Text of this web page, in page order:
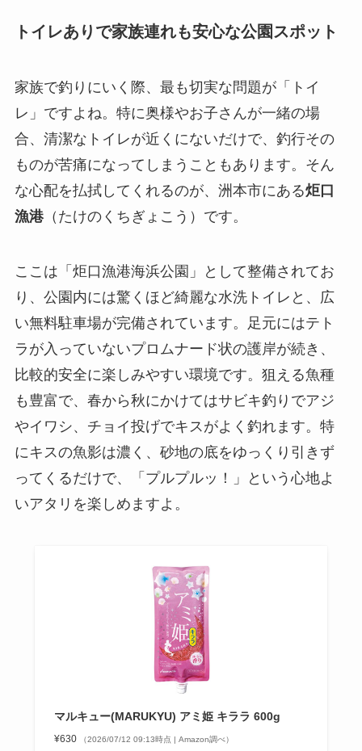
トイレありで家族連れも安心な公園スポット
家族で釣りにいく際、最も切実な問題が「トイ
レ」ですよね。特に奥様やお子さんが一緒の場
合、清潔なトイレが近くにないだけで、釣行その
ものが苦痛になってしまうこともあります。そん
な心配を払拭してくれるのが、洲本市にある炬口
漁港（たけのくちぎょこう）です。
ここは「炬口漁港海浜公園」として整備されてお
り、公園内には驚くほど綺麗な水洗トイレと、広
い無料駐車場が完備されています。足元にはテト
ラが入っていないプロムナード状の護岸が続き、
比較的安全に楽しみやすい環境です。狙える魚種
も豊富で、春から秋にかけてはサビキ釣りでアジ
やイワシ、チョイ投げでキスがよく釣れます。特
にキスの魚影は濃く、砂地の底をゆっくり引きず
ってくるだけで、「プルプルッ！」という心地よ
いアタリを楽しめますよ。
マルキュー(MARUKYU) アミ姫 キララ 600g
¥630 （2026/07/12 09:13時点 | Amazon調べ）